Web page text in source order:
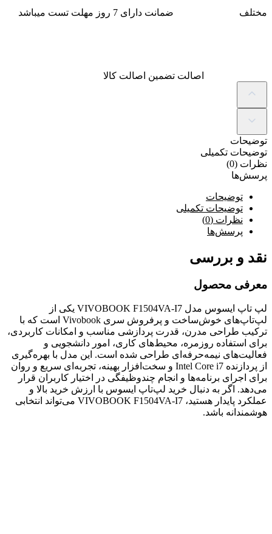
مختلف ضمانت دارای 7 روز مهلت تست میباشد
اصالت تضمین اصالت کالا
توضیحات
توضیحات تکمیلی
نظرات (0)
پرسش‌ها
توضیحات
توضیحات تکمیلی
نظرات (0)
پرسش‌ها
نقد و بررسی
معرفی محصول
لپ تاپ ایسوس مدل VIVOBOOK F1504VA-I7 یکی از
لپ‌تاپ‌های خوش‌ساخت و پرفروش سری Vivobook است که با
ترکیب طراحی مدرن، قدرت پردازشی مناسب و امکانات کاربردی،
برای استفاده روزمره، محیط‌های کاری، امور دانشجویی و
فعالیت‌های نیمه‌حرفه‌ای طراحی شده است. این مدل با بهره‌گیری
از پردازنده Intel Core i7 و سخت‌افزار بهینه، تجربه‌ای سریع و روان
برای اجرای برنامه‌ها و انجام چندوظیفگی در اختیار کاربران قرار
می‌دهد. اگر به دنبال خرید لپ‌تاپ ایسوس با ارزش خرید بالا و
عملکرد پایدار هستید، VIVOBOOK F1504VA-I7 می‌تواند انتخابی
هوشمندانه باشد.